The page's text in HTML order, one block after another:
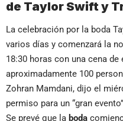
de Taylor Swift y
La celebración por la boda
varios días y comenzará la
18:30 horas con una cena
aproximadamente 100
Zohran Mamdani, dijo el
permiso para un “gran
Se prevé que la boda